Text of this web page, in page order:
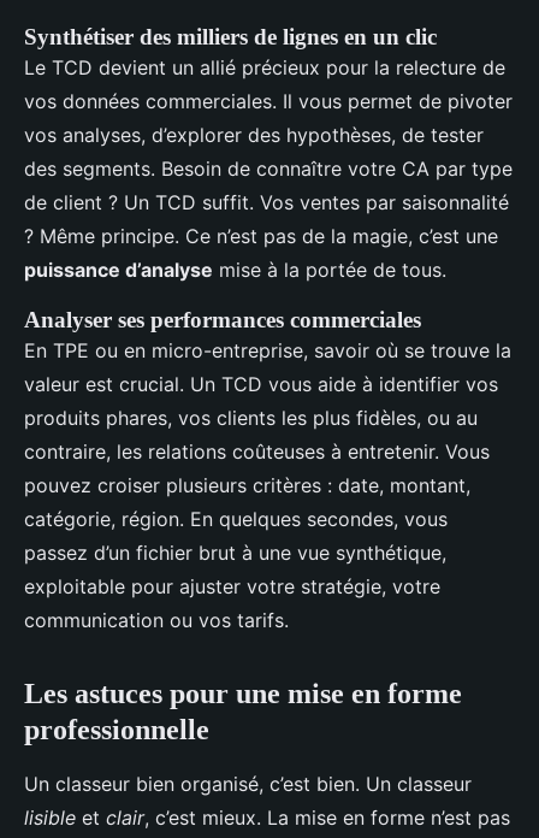
Synthétiser des milliers de lignes en un clic
Le TCD devient un allié précieux pour la relecture de
vos données commerciales. Il vous permet de pivoter
vos analyses, d’explorer des hypothèses, de tester
des segments. Besoin de connaître votre CA par type
de client ? Un TCD suffit. Vos ventes par saisonnalité
? Même principe. Ce n’est pas de la magie, c’est une
puissance d’analyse mise à la portée de tous.
Analyser ses performances commerciales
En TPE ou en micro-entreprise, savoir où se trouve la
valeur est crucial. Un TCD vous aide à identifier vos
produits phares, vos clients les plus fidèles, ou au
contraire, les relations coûteuses à entretenir. Vous
pouvez croiser plusieurs critères : date, montant,
catégorie, région. En quelques secondes, vous
passez d’un fichier brut à une vue synthétique,
exploitable pour ajuster votre stratégie, votre
communication ou vos tarifs.
Les astuces pour une mise en forme
professionnelle
Un classeur bien organisé, c’est bien. Un classeur
lisible et clair, c’est mieux. La mise en forme n’est pas